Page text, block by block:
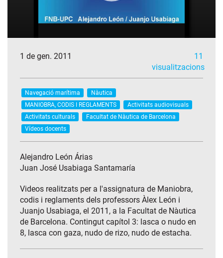
1 de gen. 2011
11
visualitzacions
Navegació marítima
Nàutica
MANIOBRA, CODIS I REGLAMENTS
Activitats audiovisuals
Activitats culturals
Facultat de Nàutica de Barcelona
Vídeos docents
Alejandro León Árias
Juan José Usabiaga Santamaría
Videos realitzats per a l'assignatura de Maniobra,
codis i reglaments dels professors Àlex León i
Juanjo Usabiaga, el 2011, a la Facultat de Nàutica
de Barcelona. Contingut capítol 3: lasca o nudo en
8, lasca con gaza, nudo de rizo, nudo de estacha.